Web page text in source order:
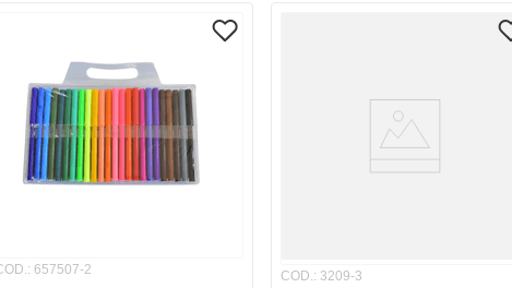
: 657507-2
COD.: 3209-3